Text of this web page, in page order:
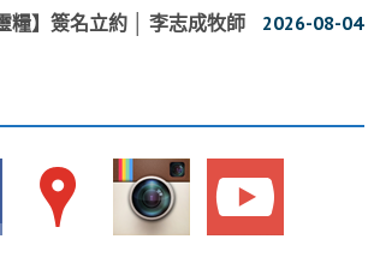
年
糧】簽名立約 │ 李志成牧師
2026-08-04